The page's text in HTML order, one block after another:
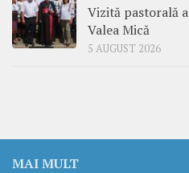
Vizită pastorală
Valea Mică
5 AUGUST 2026
MAI MULT